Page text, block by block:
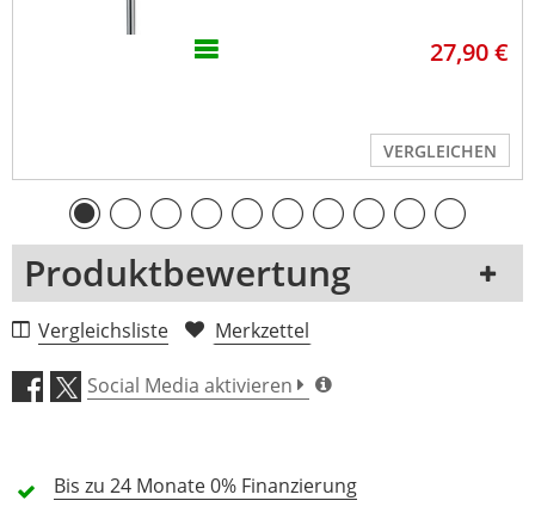
27,90 €
VERGLEICHEN
Produktbewertung
1 Rezension
5 Sterne
4 Sterne
2 Sterne
Vergleichsliste Merkzettel
Social Media aktivieren
Bis zu 24 Monate0% Finanzierung